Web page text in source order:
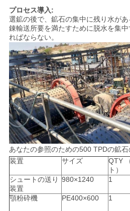
地
図
プ
ラ
イ
バ
シ
ー
ポ
プロセス導入:
選鉱の後で、鉱石の集中に残り水が
錬輸送所要を満たすために脱水を集
ればならない。
あなたの参照のための500 TPDの鉱
装置
サイズ
QTY
ト）
シュートの送り
装置
980×1240 1
顎粉砕機 PE400×600 1